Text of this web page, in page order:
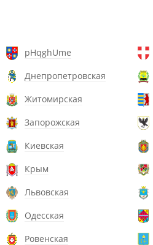
pHqghUme
Днепропетровская
Житомирская
Запорожская
Киевская
Крым
Львовская
Одесская
Ровенская